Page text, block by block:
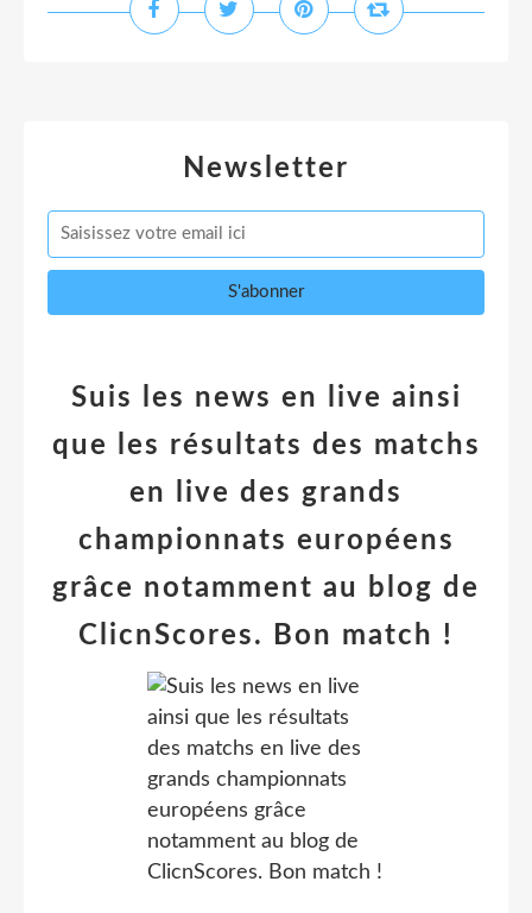
Newsletter
Suis les news en live ainsi
que les résultats des matchs
en live des grands
championnats européens
grâce notamment au blog de
ClicnScores. Bon match !